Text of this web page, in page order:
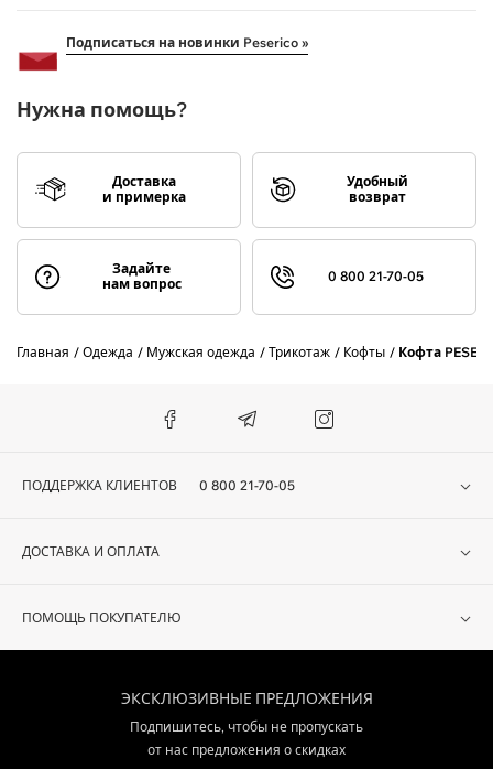
Подписаться на новинки Peserico »
Нужна помощь?
Доставка
и примерка
Удобный
возврат
Задайте
нам вопрос
0 800 21-70-05
Главная Одежда Мужская одежда Трикотаж Кофты Кофта
ПОДДЕРЖКА КЛИЕНТОВ 0 800 21-70-05
ДОСТАВКА И ОПЛАТА
ПОМОЩЬ ПОКУПАТЕЛЮ
ЭКСКЛЮЗИВНЫЕ ПРЕДЛОЖЕНИЯ
Подпишитесь, чтобы не пропускать
от нас предложения о скидках